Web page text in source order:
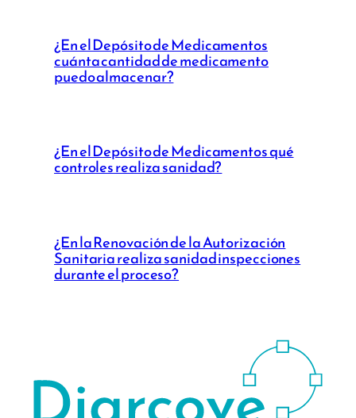
¿En el Depósito de Medicamentos
cuánta cantidad de medicamento
puedo almacenar?
¿En el Depósito de Medicamentos qué
controles realiza sanidad?
¿En la Renovación de la Autorización
Sanitaria realiza sanidad inspecciones
durante el proceso?